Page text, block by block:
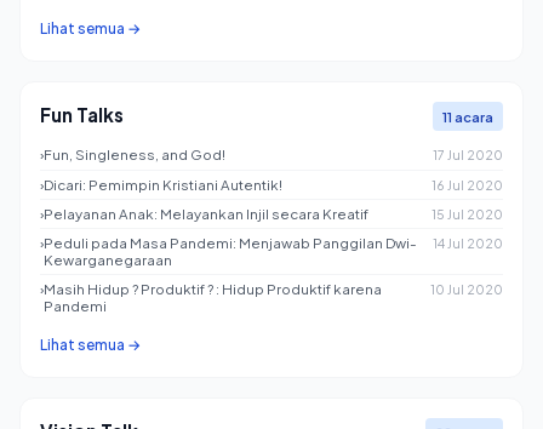
Lihat semua →
Fun Talks 11 acara
›Fun, Singleness, and God! 17 Jul 2020
›Dicari: Pemimpin Kristiani Autentik! 16 Jul 2020
›Pelayanan Anak: Melayankan Injil secara Kreatif 15 Jul 2020
›Peduli pada Masa Pandemi: Menjawab Panggilan Dwi-
Kewarganegaraan
14 Jul 2020
›Masih Hidup ? Produktif ? : Hidup Produktif karena
Pandemi
10 Jul 2020
Lihat semua →